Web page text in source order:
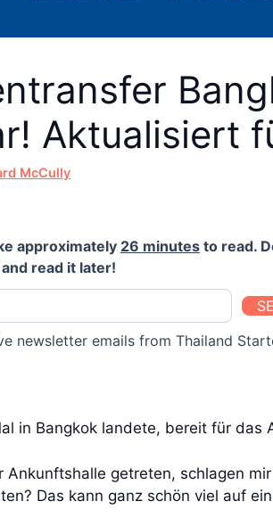
Aktualisiert
McCully
approximately 26 minutes to read.
read it later!
newsletter emails from Thailand
in Bangkok landete, bereit für
Ankunftshalle getreten, schlagen
Das kann ganz schön viel auf